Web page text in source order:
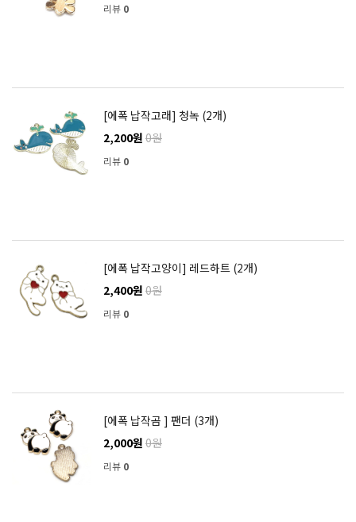
리뷰 0
[에폭 납작고래] 청녹 (2개)
2,200원 0원
리뷰 0
[에폭 납작고양이] 레드하트 (2개)
2,400원 0원
리뷰 0
[에폭 납작곰 ] 팬더 (3개)
2,000원 0원
리뷰 0